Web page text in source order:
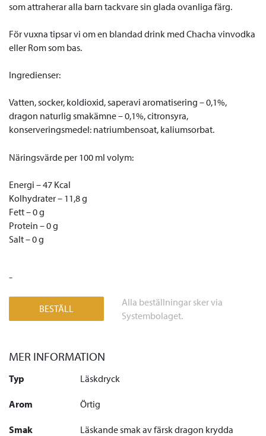
som attraherar alla barn tackvare sin glada ovanliga färg.
För vuxna tipsar vi om en blandad drink med Chacha vinvodka
eller Rom som bas.
Ingredienser:
Vatten, socker, koldioxid, saperavi aromatisering – 0,1%,
dragon naturlig smakämne – 0,1%, citronsyra,
konserveringsmedel: natriumbensoat, kaliumsorbat.
Näringsvärde per 100 ml volym:
Energi – 47 Kcal
Kolhydrater – 11,8 g
Fett – 0 g
Protein – 0 g
Salt – 0 g
-
BESTÄLL
Alla beställningar sker via
Systembolaget.
MER INFORMATION
Typ Läskdryck
Arom Örtig
Smak Läskande smak av färsk dragon krydda